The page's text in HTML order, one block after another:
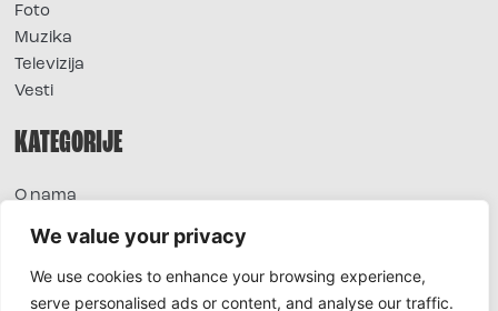
We value your privacy
We use cookies to enhance your browsing experience,
serve personalised ads or content, and analyse our traffic.
Foto
Muzika
Televizija
Vesti
KATEGORIJE
O nama
Extra
Foto
Moda